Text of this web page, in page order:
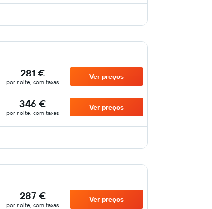
281 €
por noite, com taxas
Ver preços
346 €
por noite, com taxas
Ver preços
287 €
por noite, com taxas
Ver preços